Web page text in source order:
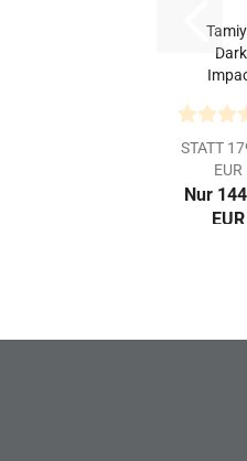
Dark
DF-
STATT
EUR
Nur
EUR